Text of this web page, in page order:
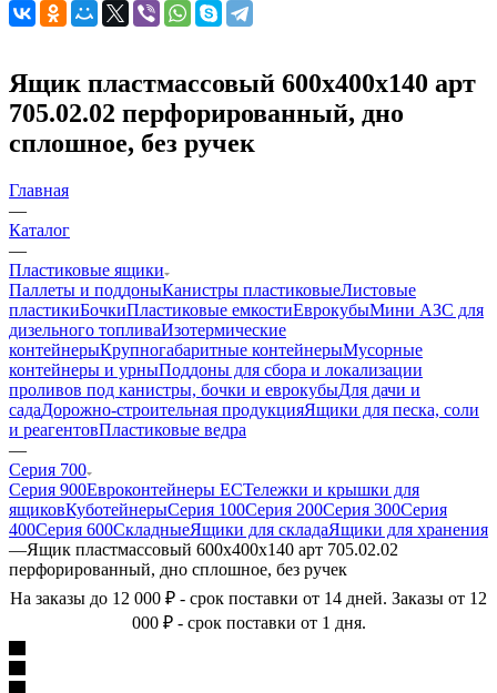
Ящик пластмассовый 600х400х140 арт
705.02.02 перфорированный, дно
сплошное, без ручек
Главная
—
Каталог
—
Пластиковые ящики
Паллеты и поддоныКанистры пластиковыеЛистовые
пластикиБочкиПластиковые емкостиЕврокубыМини АЗС для
дизельного топливаИзотермические
контейнерыКрупногабаритные контейнерыМусорные
контейнеры и урныПоддоны для сбора и локализации
проливов под канистры, бочки и еврокубыДля дачи и
садаДорожно-строительная продукцияЯщики для песка, соли
и реагентовПластиковые ведра
—
Серия 700
Серия 900Евроконтейнеры ЕСТележки и крышки для
ящиковКуботейнерыСерия 100Серия 200Серия 300Серия
400Серия 600СкладныеЯщики для складаЯщики для хранения
—Ящик пластмассовый 600х400х140 арт 705.02.02
перфорированный, дно сплошное, без ручек
На заказы до 12 000 ₽ - срок поставки от 14 дней. Заказы от 12
000 ₽ - срок поставки от 1 дня.